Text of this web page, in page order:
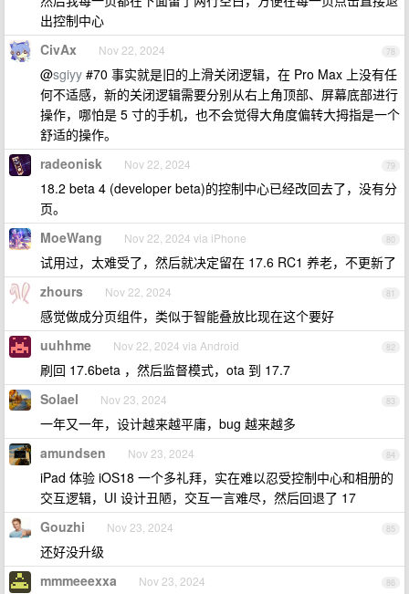
出控制中心
78
CivAx Nov 22, 2024
@sgiyy #70 事实就是旧的上滑关闭逻辑，在 Pro Max 上没有任
何不适感，新的关闭逻辑需要分别从右上角顶部、屏幕底部进行
操作，哪怕是 5 寸的手机，也不会觉得大角度偏转大拇指是一个
舒适的操作。
79
radeonisk Nov 22, 2024
18.2 beta 4 (developer beta)的控制中心已经改回去了，没有分
页。
80
MoeWang Nov 22, 2024 via iPhone
试用过，太难受了，然后就决定留在 17.6 RC1 养老，不更新了
81
zhours Nov 22, 2024
感觉做成分页组件，类似于智能叠放比现在这个要好
82
uuhhme Nov 22, 2024 via Android
刷回 17.6beta ，然后监督模式，ota 到 17.7
83
Solael Nov 23, 2024
一年又一年，设计越来越平庸，bug 越来越多
84
amundsen Nov 23, 2024
iPad 体验 iOS18 一个多礼拜，实在难以忍受控制中心和相册的
交互逻辑，UI 设计丑陋，交互一言难尽，然后回退了 17
85
Gouzhi Nov 23, 2024
还好没升级
86
mmmeeexxa Nov 23, 2024